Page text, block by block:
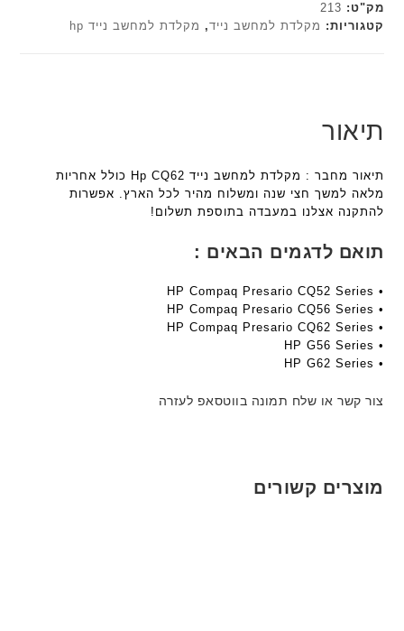
מק"ט: 213
קטגוריות: מקלדת למחשב נייד, מקלדת למחשב נייד hp
תיאור
תיאור מחבר : מקלדת למחשב נייד Hp CQ62 כולל אחריות
מלאה למשך חצי שנה ומשלוח מהיר לכל הארץ. אפשרות
להתקנה אצלנו במעבדה בתוספת תשלום!
תואם לדגמים הבאים :
• HP Compaq Presario CQ52 Series
• HP Compaq Presario CQ56 Series
• HP Compaq Presario CQ62 Series
• HP G56 Series
• HP G62 Series
צור קשר או שלח תמונה בווטסאפ לעזרה
מוצרים קשורים